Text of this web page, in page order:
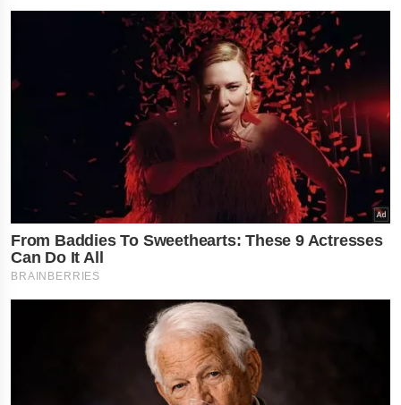
×
નોકરી-ધંધામાં પ્રગતિ... આ
રાશિના લોકોને ફળશે આજનો